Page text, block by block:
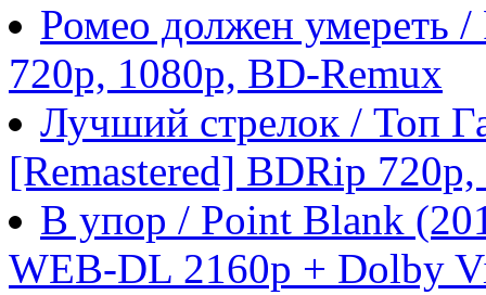
Ромео должен умереть
720p, 1080p, BD-Remux
Лучший стрелок / Топ
[Remastered] BDRip
В упор / Point Blank
WEB-DL 2160p + Dolby